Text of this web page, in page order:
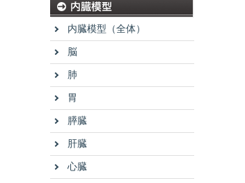
内臓模型（全体）
脳
肺
胃
膵臓
肝臓
心臓